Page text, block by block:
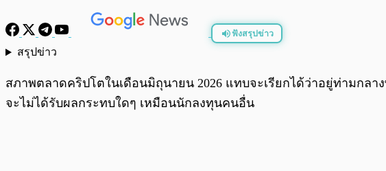
ฟังสรุปข่าว
สรุปข่าว
สภาพตลาดคริปโตในเดือนมิถุนายน 2026 แทบจะเรียกได้ว่าอยู่ท่ามกล
จะไม่ได้รับผลกระทบใดๆ เหมือนนักลงทุนคนอื่น